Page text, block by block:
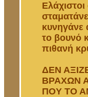
κυνηγάνε
το βουνό
πιθανή
ΔΕΝ
ΒΡΑΧΩΝ
ΠΟΥ ΤΟ